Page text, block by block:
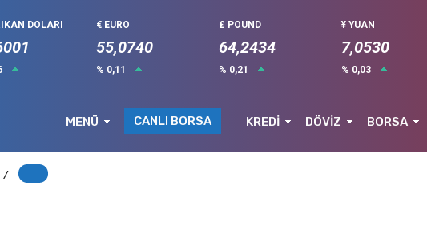
DOLARI € EURO
55,0740
% 0,11
£ POUND
64,2434
% 0,21
¥ YUAN
7,0530
% 0,03
MENÜ CANLI BORSA KREDİ DÖVİZ BORSA
/